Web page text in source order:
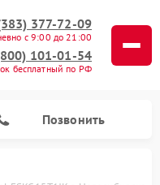
377-72-09
с 9:00 до 21:00
101-01-54
бесплатный по РФ
Позвонить